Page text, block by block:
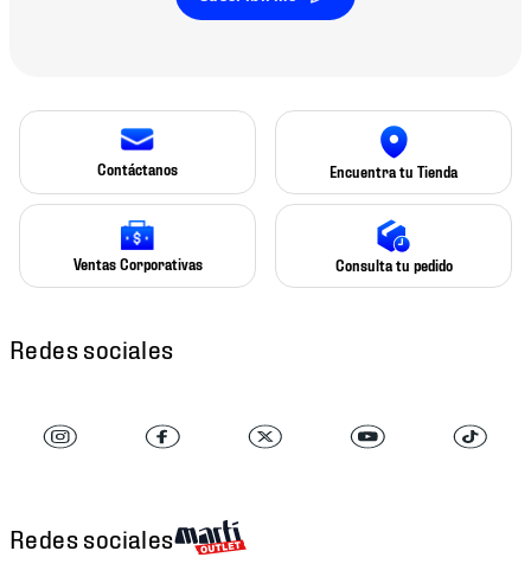
Contáctanos Encuentra tu Tienda
Ventas Corporativas Consulta tu pedido
Redes sociales
Redes sociales